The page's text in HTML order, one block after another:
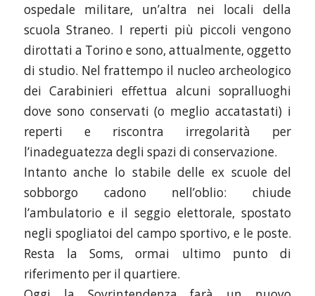
ospedale militare, un’altra nei locali della
scuola Straneo. I reperti più piccoli vengono
dirottati a Torino e sono, attualmente, oggetto
di studio. Nel frattempo il nucleo archeologico
dei Carabinieri effettua alcuni sopralluoghi
dove sono conservati (o meglio accatastati) i
reperti e riscontra irregolarità per
l’inadeguatezza degli spazi di conservazione.
Intanto anche lo stabile delle ex scuole del
sobborgo cadono nell’oblio: chiude
l’ambulatorio e il seggio elettorale, spostato
negli spogliatoi del campo sportivo, e le poste.
Resta la Soms, ormai ultimo punto di
riferimento per il quartiere.